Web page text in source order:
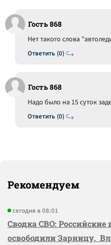
Гость 868
Ответить (0)
Нет такого слова
Гость 868
Ответить (0)
Надо было на 15 суток
Рекомендуем
сегодня в 08:01
Сводка СВО:
освободили Зарницу,